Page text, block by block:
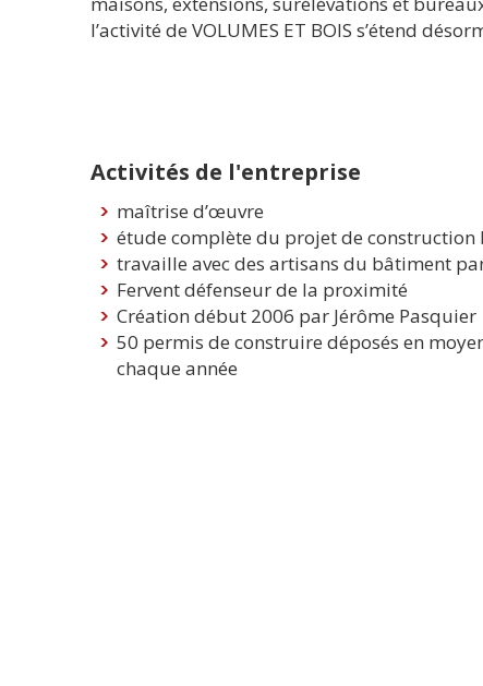
l’activité de VOLUMES ET BOIS s’étend
Activités de l'entreprise
maîtrise d’œuvre
étude complète du projet de construction
travaille avec des artisans du bâtiment
Fervent défenseur de la proximité
Création début 2006 par Jérôme Pasquier
50 permis de construire déposés en
chaque année